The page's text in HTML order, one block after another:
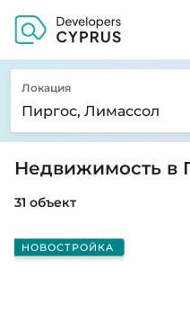
Локация
Недвижимость в
31 объект
НОВОСТРОЙКА